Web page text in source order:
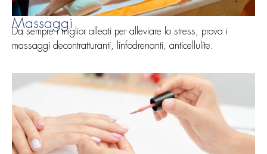
Massaggi
Da sempre i miglior alleati per alleviare lo stress, prova i
massaggi decontratturanti, linfodrenanti, anticellulite.